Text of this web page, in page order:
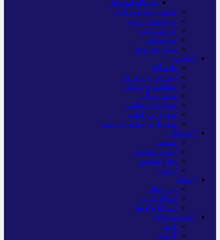
باشگاه استقلال
کشتی و وزنه‌برداری
ورزشهای رزمی
ورزش زنان
توپ و تور
سایر حوزه ها
*جامعه
دانشگاه
آموزش و پرورش
بهداشت و درمان
سبک زندگی
حوادث، انتظامی
شهری و رفاهی
شهرداری و شورای شهر
*فرهنگی
مذهبی
ایثار و شهادت
دفاع مقدس
اربعین
*جهان
بین الملل
آسیای غربی
آمریکا و اروپا
*چندرسانه‌ای
فیلم
گالری